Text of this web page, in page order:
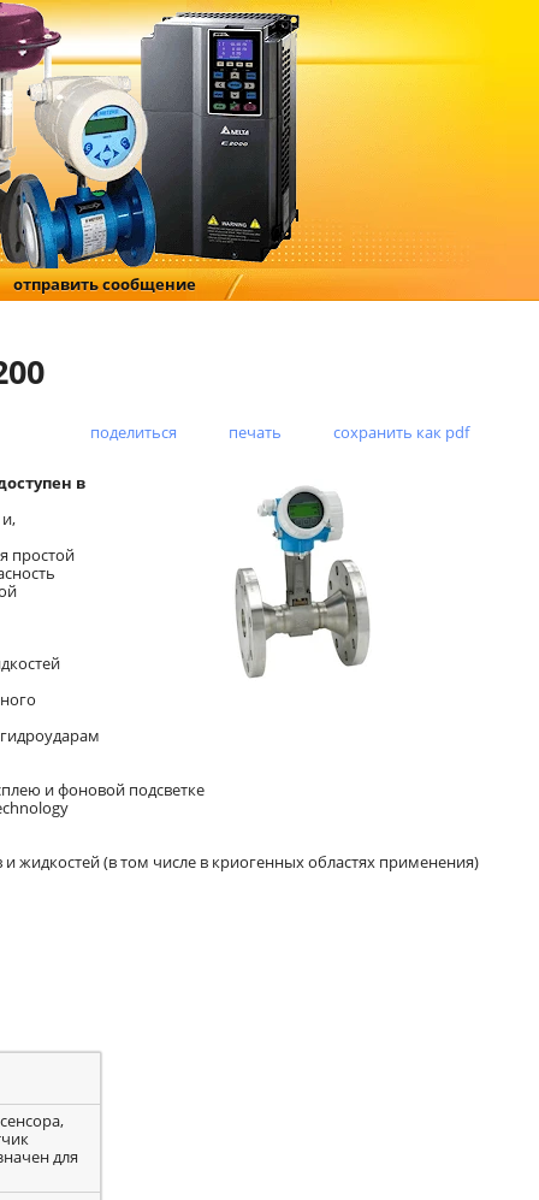
отправить сообщение
поделиться печать сохранить как pdf
в
простой
и фоновой подсветке
(в том числе в криогенных областях применения)
для